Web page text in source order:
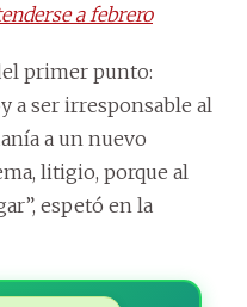
a febrero
primer punto:
a ser irresponsable al
a un nuevo
litigio, porque al
espetó en la